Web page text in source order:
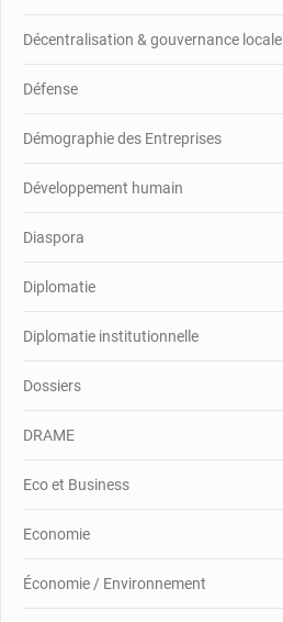
Décentralisation & gouvernance locale
Défense
Démographie des Entreprises
Développement humain
Diaspora
Diplomatie
Diplomatie institutionnelle
Dossiers
DRAME
Eco et Business
Economie
Économie / Environnement